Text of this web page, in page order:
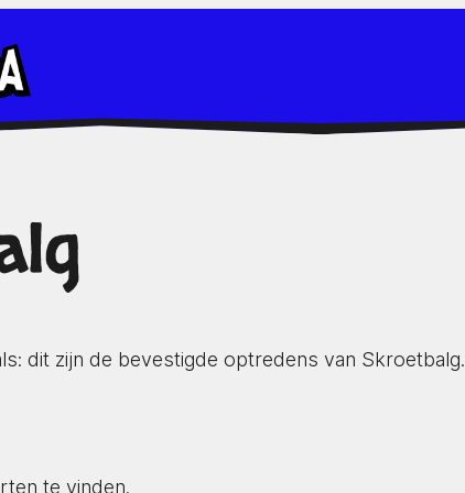
dit zijn de bevestigde optredens van Skroetbalg.
te vinden.